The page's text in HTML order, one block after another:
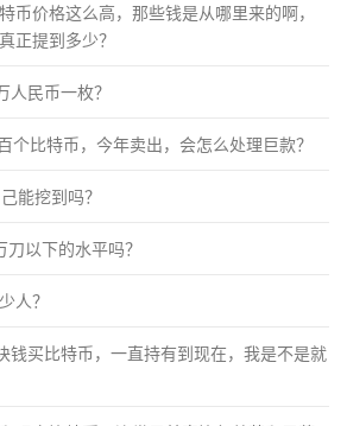
币价格这么高，那些钱是从哪里来的啊，
正提到多少？
民币一枚？
个比特币，今年卖出，会怎么处理巨款？
能挖到吗？
以下的水平吗？
人？
钱买比特币，一直持有到现在，我是不是就